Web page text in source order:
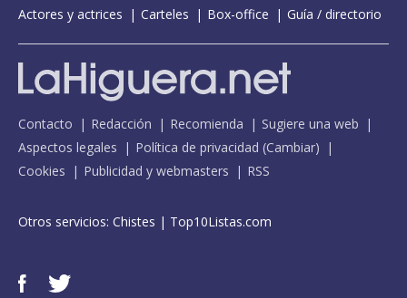
Actores y actrices
Carteles Box-office Guía / directorio
Contacto Redacción Recomienda
Sugiere una web
Aspectos legales
Política de privacidad (Cambiar)
Cookies
Publicidad y webmasters RSS
Otros servicios: Chistes | Top10Listas.com